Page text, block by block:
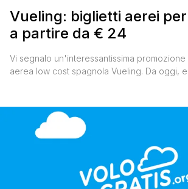
Vueling: biglietti aerei
a partire da € 24
Vi segnalo un'interessantissima
aerea low cost spagnola Vueling. Da oggi, e
un viaggio in Spagna, non fatevi scappare
occasione Per accedere all'offerta cliccate